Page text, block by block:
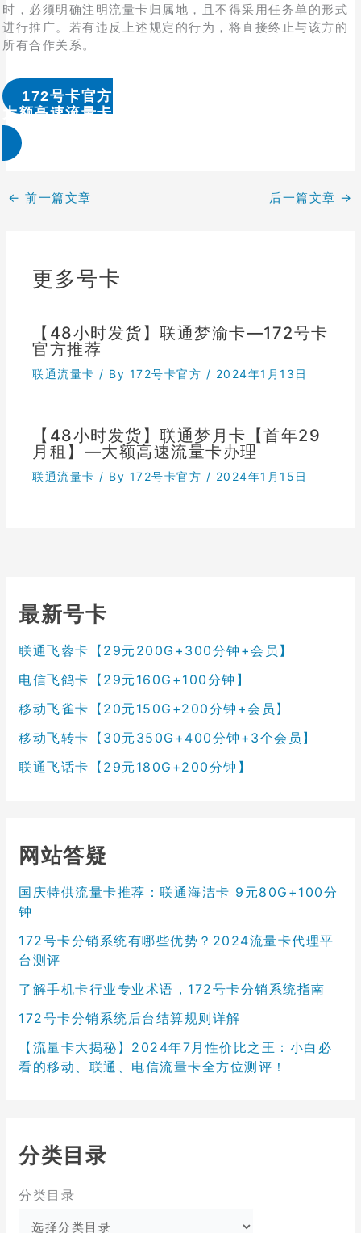
时，必须明确注明流量卡归属地，且不得采用任务单的形式
进行推广。若有违反上述规定的行为，将直接终止与该方的
所有合作关系。
172号卡官方
大额高速流量卡办理 & 流量卡代理加盟
← 前一篇文章 后一篇文章 →
更多号卡
【48小时发货】联通梦渝卡—172号卡
官方推荐
联通流量卡 / By 172号卡官方 / 2024年1月13日
【48小时发货】联通梦月卡【首年29
月租】—大额高速流量卡办理
联通流量卡 / By 172号卡官方 / 2024年1月15日
最新号卡
联通飞蓉卡【29元200G+300分钟+会员】
电信飞鸽卡【29元160G+100分钟】
移动飞雀卡【20元150G+200分钟+会员】
移动飞转卡【30元350G+400分钟+3个会员】
联通飞话卡【29元180G+200分钟】
网站答疑
国庆特供流量卡推荐：联通海洁卡 9元80G+100分
钟
172号卡分销系统有哪些优势？2024流量卡代理平
台测评
了解手机卡行业专业术语，172号卡分销系统指南
172号卡分销系统后台结算规则详解
【流量卡大揭秘】2024年7月性价比之王：小白必
看的移动、联通、电信流量卡全方位测评！
分类目录
分类目录